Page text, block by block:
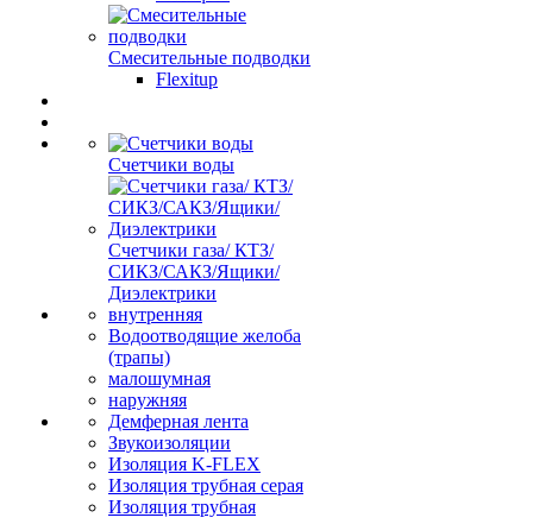
Смесительные подводки
Flexitup
Счетчики воды
Счетчики газа/ КТЗ/
СИКЗ/САКЗ/Ящики/
Диэлектрики
внутренняя
Водоотводящие желоба
(трапы)
малошумная
наружняя
Демферная лента
Звукоизоляции
Изоляция K-FLEX
Изоляция трубная серая
Изоляция трубная